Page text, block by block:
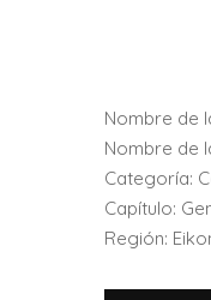
Nombre de
Nombre de
Categoría:
Capítulo:
Región: